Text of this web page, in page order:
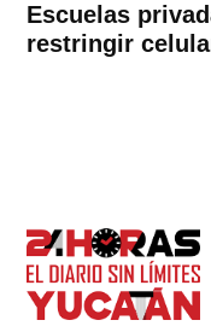
Escuelas
restringir